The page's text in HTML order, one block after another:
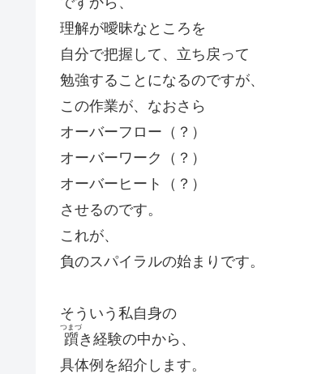
理解が曖昧なところを
自分で把握して、立ち戻って
勉強することになるのですが、
この作業が、なおさら
オーバーフロー（？）
オーバーワーク（？）
オーバーヒート（？）
させるのです。
これが、
負のスパイラルの始まりです。
そういう私自身の
躓
つまづ
き経験の中から、
具体例を紹介します。